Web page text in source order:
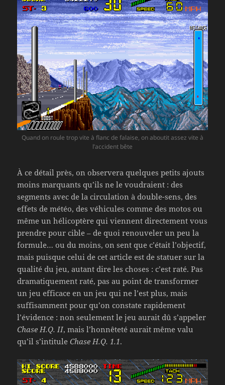
Quand on roule trop vite à flanc de falaise, on aboutit assez vite à
l’accident bête
À ce détail près, on observera quelques petits ajouts
moins marquants qu’ils ne le voudraient : des
segments avec de la circulation à double-sens, des
effets de météo, des véhicules comme des motos ou
même un hélicoptère qui viennent directement vous
prendre pour cible – de quoi renouveler un peu la
formule… ou du moins, on sent que c’était l’objectif,
mais puisque celui de cet article est de statuer sur la
qualité du jeu, autant dire les choses : c’est raté. Pas
dramatiquement raté, pas au point de transformer
un jeu efficace en un jeu qui ne l’est plus, mais
suffisamment pour qu’on constate rapidement
l’évidence : non seulement le jeu aurait dû s’appeler
Chase H.Q. II, mais l’honnêteté aurait même valu
qu’il s’intituleChase H.Q. 1.1.